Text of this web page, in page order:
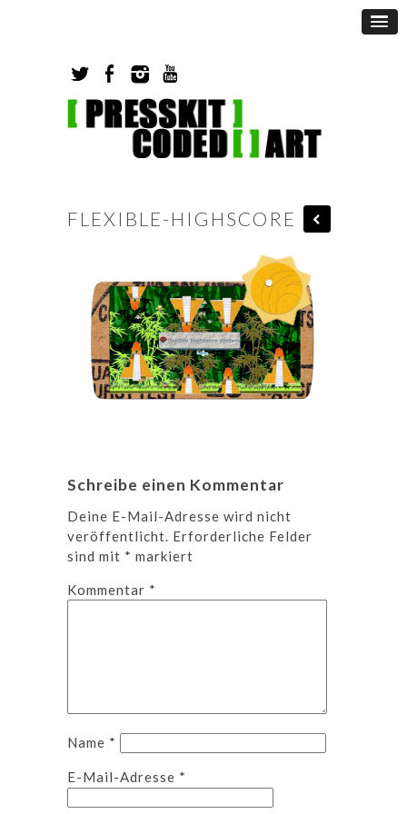
FLEXIBLE-HIGHSCORE
Schreibe einen Kommentar
Deine E-Mail-Adresse wird nicht
veröffentlicht. Erforderliche Felder
sind mit * markiert
Kommentar *
Name *
E-Mail-Adresse *